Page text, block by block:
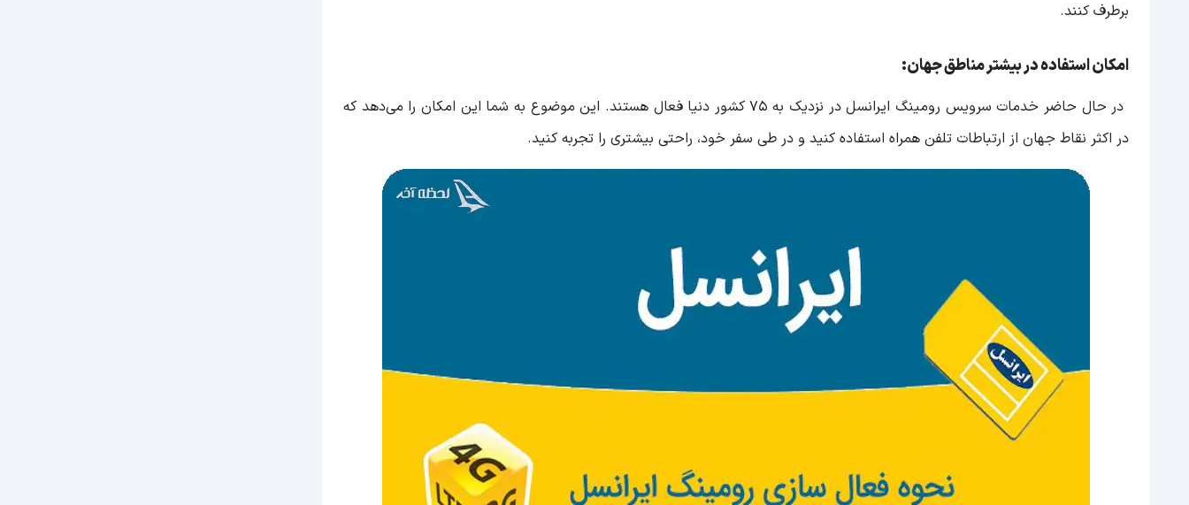
برطرف کنند.
امکان استفاده در بیشتر مناطق جهان:
در حال حاضر خدمات سرویس رومینگ ایرانسل در نزدیک به 75 کشور دنیا فعال هستند. این موضوع به شما این امکان را می‌دهد که
در اکثر نقاط جهان از ارتباطات تلفن همراه استفاده کنید و در طی سفر خود، راحتی بیشتری را تجربه کنید.